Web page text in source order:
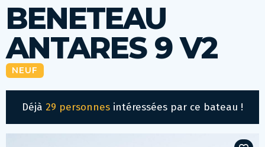
BENETEAU
ANTARES 9 V2
NEUF
Déjà 29 personnes intéressées par ce bateau !